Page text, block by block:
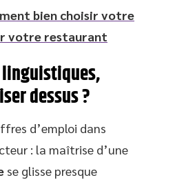
bien choisir votre
votre restaurant
dessus ?
d’emploi dans
: la maîtrise d’une
se glisse presque